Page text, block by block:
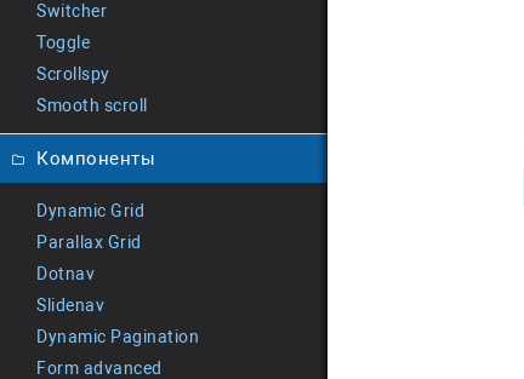
Switcher
Toggle
Scrollspy
Smooth scroll
Компоненты
Dynamic Grid
Parallax Grid
Dotnav
Slidenav
Dynamic Pagination
Form advanced